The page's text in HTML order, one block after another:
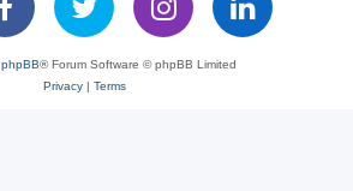
phpBB® Forum Software © phpBB Limited
Privacy| Terms